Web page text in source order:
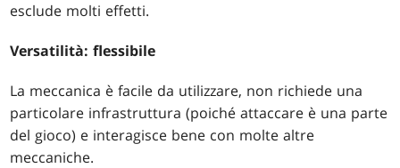
esclude molti effetti.
Versatilità: flessibile
La meccanica è facile da utilizzare, non richiede una
particolare infrastruttura (poiché attaccare è una parte
del gioco) e interagisce bene con molte altre
meccaniche.